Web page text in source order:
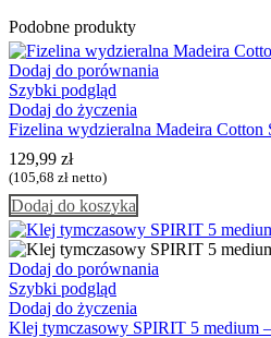
Podobne produkty
Dodaj do porównania
Szybki podgląd
Dodaj do życzenia
Fizelina wydzieralna Madeira Cotton
129,99 zł
(105,68 zł netto)
Dodaj do koszyka
Dodaj do porównania
Szybki podgląd
Dodaj do życzenia
Klej tymczasowy SPIRIT 5 medium